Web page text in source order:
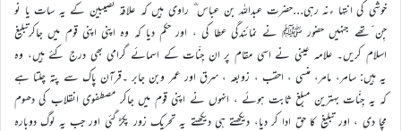
خوشی کی انتہا ءنہ رہی…حضرت عبداللہ بن عباس ؓ راوی ہیں کہ علاقہ نصیبین کے یہ سات یا نو
جِن ّتھے جنہیں حضور ﷺ نے نمائندگی عطا کی ، اور حکم دیا کہ وہ اپنی اپنی قوم میں جاکرتبلیغ
اسلام کریں۔ علامہ عینی نے اسی مقام پر ان جِنّات کے اسمائے گرامی بھی درج کئے ہیں، وہ
یہ ہیں: سامر، مامر، منسی ، احقب ، زوبعہ ، سرق اور عمر وبن جابر ۔قرآن پاک سے پتہ چلتا ہے
کہ یہ جِنّات بہترین مبلغ ثابت ہوئے ، انہوں نے اپنی قوم میں جاکر مصطفوی انقلاب کی دھوم
مچا دی ، اور تبلیغ کا حق ادا کر دیا، دیکھتے ہی دیکھتے یہ تحریک زور پکڑ گئی اور جب یہ لوگ دوبارہ